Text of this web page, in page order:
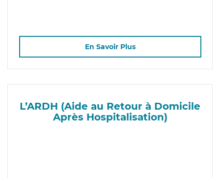
En Savoir Plus
L’ARDH (Aide au Retour à Domicile
Après Hospitalisation)